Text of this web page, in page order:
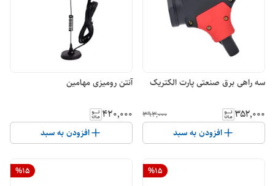
سه راهی برق صنعتی پارت الکتریک
۳۵۲٬۰۰۰ ۳۹۳٬۰۰۰
افزودن به سبد
آنتن رومیزی مهامین
۴۲۰٬۰۰۰
افزودن به سبد
%15
%15